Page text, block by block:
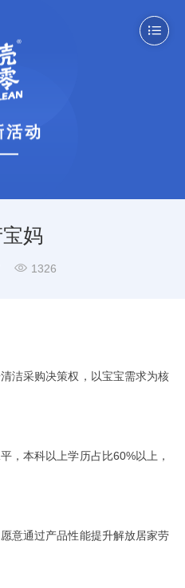

活动
妈
 1326
洁采购决策权，以宝宝需求为核
，本科以上学历占比60%以上，
意通过产品性能提升解放居家劳